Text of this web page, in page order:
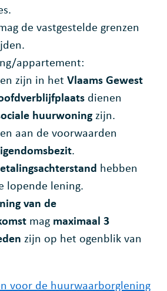
de vastgestelde grenzen
appartement:
zijn in het Vlaams Gewest
dienen
huurwoning zijn.
aan de voorwaarden
.
hebben
lopende lening.
van de
mag maximaal 3
zijn op het ogenblik van
voor de huurwaarborglening